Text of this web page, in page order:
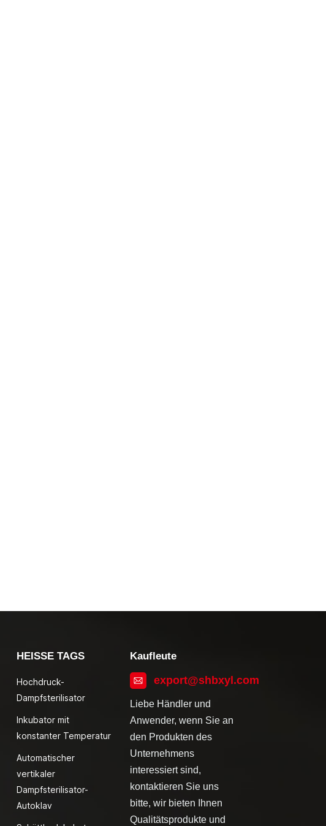
HEISSE TAGS
Hochdruck-
Dampfsterilisator
Inkubator mit
konstanter Temperatur
Automatischer
vertikaler
Dampfsterilisator-
Autoklav
Kaufleute
export@shbxyl.com
Liebe Händler und
Anwender, wenn Sie an
den Produkten des
Unternehmens
interessiert sind,
kontaktieren Sie uns
bitte, wir bieten Ihnen
Qualitätsprodukte und